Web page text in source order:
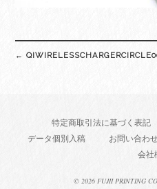
navigation
←
特定商取引法に基づく表記
データ個別入稿
お問い合わ
会社
© 2026 FUJII PRINTING